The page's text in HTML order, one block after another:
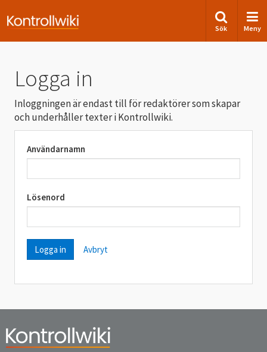
Sök Meny
Logga in
Inloggningen är endast till för redaktörer som skapar
och underhåller texter i Kontrollwiki.
Användarnamn
Lösenord
Avbryt